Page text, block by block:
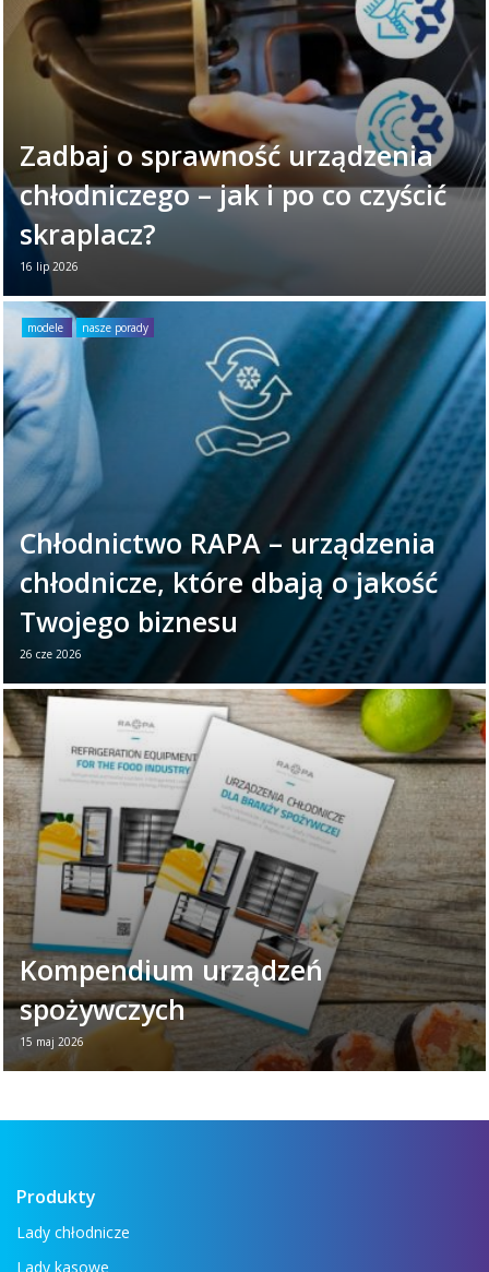
Zadbaj o sprawność urządzenia
chłodniczego – jak i po co czyścić
skraplacz?
16 lip 2026
Twoje urządzenie chłodnicze każdego dnia
ciężko pracuje. Aby zapewniało niezawodne
działanie, warto poświęcić mu chwilę raz w
miesiącu. ...
Czytaj więcej →
modele nasze porady
Chłodnictwo RAPA – urządzenia
chłodnicze, które dbają o jakość
Twojego biznesu
26 cze 2026
26 czerwca obchodzimy Światowy Dzień
Chłodnictwa. To dobry moment, aby
przypomnieć, jak ważną rolę odgrywają
urządzenia chłodnicze w ...
Czytaj więcej →
Kompendium urządzeń
spożywczych
15 maj 2026
Nowa broszura - Urządzenia dla branży
Produkty
Lady chłodnicze
Lady kasowe